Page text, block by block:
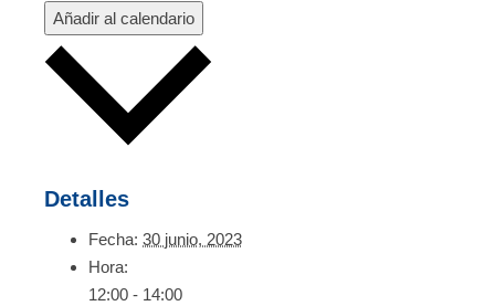
Añadir al calendario
Detalles
Fecha: 30 junio, 2023
Hora:
12:00 - 14:00